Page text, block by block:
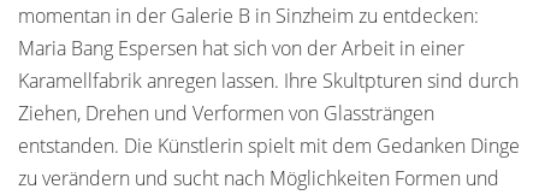
momentan in der Galerie B in Sinzheim zu entdecken:
Maria Bang Espersen hat sich von der Arbeit in einer
Karamellfabrik anregen lassen. Ihre Skultpturen sind durch
Ziehen, Drehen und Verformen von Glassträngen
entstanden. Die Künstlerin spielt mit dem Gedanken Dinge
zu verändern und sucht nach Möglichkeiten Formen und